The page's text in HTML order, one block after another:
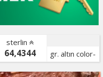
sterlin
64,4344
gr. altın color-